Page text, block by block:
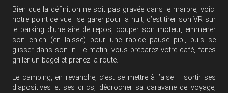
Bien que la définition ne soit pas gravée dans le marbre, voici
notre point de vue : se garer pour la nuit, c’est tirer son VR sur
le parking d’une aire de repos, couper son moteur, emmener
son chien (en laisse) pour une rapide pause pipi, puis se
glisser dans son lit. Le matin, vous préparez votre café, faites
griller un bagel et prenez la route.
Le camping, en revanche, c’est se mettre à l’aise – sortir ses
diapositives et ses crics, décrocher sa caravane de voyage,